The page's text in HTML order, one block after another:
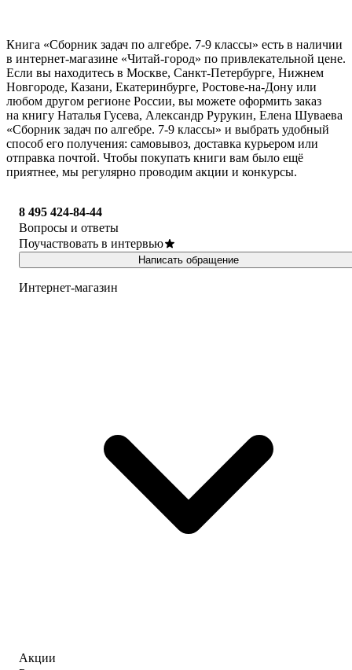
Книга «Сборник задач по алгебре. 7-9 классы» есть в наличии
в интернет-магазине «Читай-город» по привлекательной цене.
Если вы находитесь в Москве, Санкт-Петербурге, Нижнем
Новгороде, Казани, Екатеринбурге, Ростове-на-Дону или
любом другом регионе России, вы можете оформить заказ
на книгу Наталья Гусева, Александр Рурукин, Елена Шуваева
«Сборник задач по алгебре. 7-9 классы» и выбрать удобный
способ его получения: самовывоз, доставка курьером или
отправка почтой. Чтобы покупать книги вам было ещё
приятнее, мы регулярно проводим акции и конкурсы.
8 495 424-84-44
Вопросы и ответы
Поучаствовать в интервью
Написать обращение
Интернет-магазин
Акции